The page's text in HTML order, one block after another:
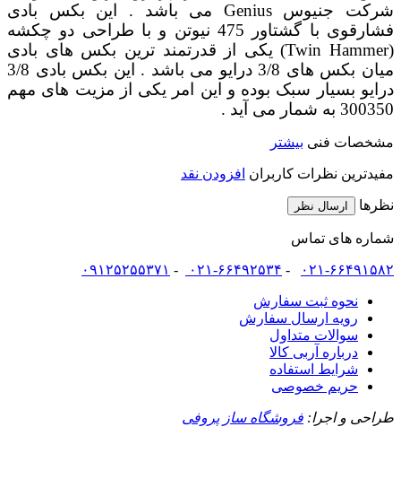
شرکت جنیوس Genius می باشد . این بکس بادی
فشارقوی با گشتاور 475 نیوتن و با طراحی دو چکشه
(Twin Hammer) یکی از قدرتمند ترین بکس های بادی
میان بکس های 3/8 درایو می باشد . این بکس بادی 3/8
درایو بسیار سبک بوده و این امر یکی از مزیت های مهم
300350 به شمار می آید .
مشخصات فنی بیشتر
مفیدترین نظرات کاربران افزودن نقد
نظرها ارسال نظر
شماره های تماس
۰۲۱-۶۶۴۹۱۵۸۲ - ۰۲۱-۶۶۴۹۲۵۳۴ - ۰۹۱۲۵۲۵۵۳۷۱
نحوه ثبت سفارش
رویه ارسال سفارش
سوالات متداول
درباره آربی کالا
شرایط استفاده
حریم خصوصی
طراحی و اجرا: فروشگاه ساز پروفی